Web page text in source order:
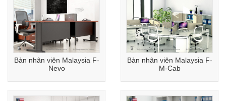
Bàn nhân viên Malaysia F-
Nevo
Bàn nhân viên Malaysia F-
M-Cab